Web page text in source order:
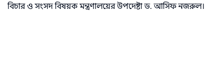
বিচার ও সংসদ বিষয়ক মন্ত্রণালয়ের উপদেষ্টা ড. আসিফ নজরুল।